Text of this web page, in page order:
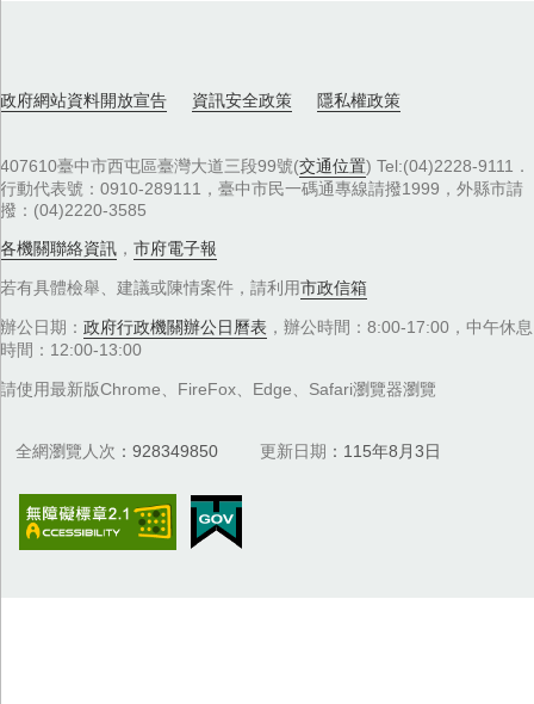
政府網站資料開放宣告 資訊安全政策 隱私權政策
407610臺中市西屯區臺灣大道三段99號(交通位置) Tel:(04)2228-9111．
行動代表號：0910-289111，臺中市民一碼通專線請撥1999，外縣市請
撥：(04)2220-3585
各機關聯絡資訊 ， 市府電子報
若有具體檢舉、建議或陳情案件，請利用市政信箱
辦公日期： 政府行政機關辦公日曆表 ，辦公時間：8:00-17:00，中午休息
時間：12:00-13:00
請使用最新版Chrome、FireFox、Edge、Safari瀏覽器瀏覽
全網瀏覽人次 928349850 更新日期 115年8月3日